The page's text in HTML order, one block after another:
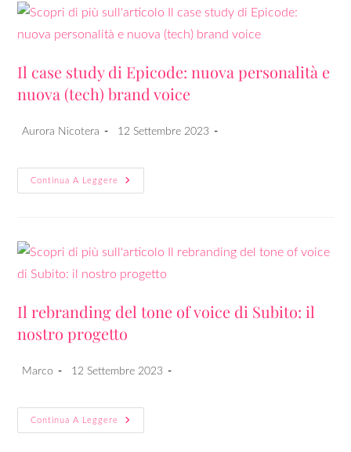
Il case study di Epicode: nuova personalità e
nuova (tech) brand voice
Aurora Nicotera 12 Settembre 2023
Continua A Leggere
Il rebranding del tone of voice di Subito: il
nostro progetto
Marco 12 Settembre 2023
Continua A Leggere